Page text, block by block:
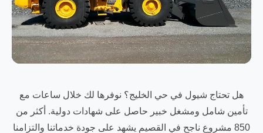
هل تحتاج شيول في حي الخليج؟ نوفرها لك خلال ساعات مع
تأمين شامل ومشغل خبير حاصل على شهادات دولية. أكثر من
850 مشروع ناجح في القصيم يشهد على جودة خدماتنا والتزامنا